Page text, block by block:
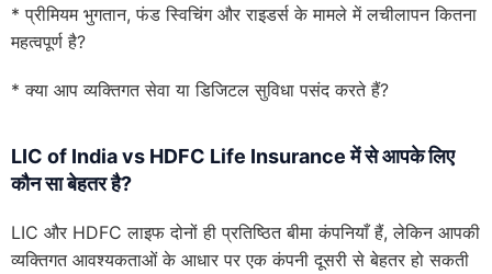
* प्रीमियम भुगतान, फंड स्विचिंग और राइडर्स के मामले में लचीलापन कितना
महत्वपूर्ण है?
* क्या आप व्यक्तिगत सेवा या डिजिटल सुविधा पसंद करते हैं?
LIC of India vs HDFC Life Insurance में सेआपके लिए
कौन सा बेहतर है?
LIC और HDFC लाइफ दोनों ही प्रतिष्ठित बीमा कंपनियाँ हैं, लेकिन आपकी
व्यक्तिगत आवश्यकताओं के आधार पर एक कंपनी दूसरी से बेहतर हो सकती